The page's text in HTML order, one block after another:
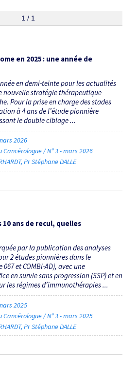
1 / 1
en 2025 : une année de
en demi-teinte pour les actualités
nouvelle stratégie thérapeutique
Pour la prise en charge des stades
à 4 ans de l’étude pionnière
le double ciblage ...
2026
Cancérologue / N° 3 - mars 2026
Pr Stéphane DALLE
10 ans de recul, quelles
par la publication des analyses
2 études pionnières dans le
et COMBI-AD), avec une
en survie sans progression (SSP) et en
les régimes d’immunothérapies ...
2025
Cancérologue / N° 3 - mars 2025
Pr Stéphane DALLE